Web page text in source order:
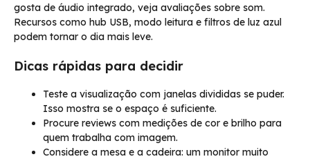
gosta de áudio integrado, veja avaliações sobre som.
Recursos como hub USB, modo leitura e filtros de luz azul
podem tornar o dia mais leve.
Dicas rápidas para decidir
Teste a visualização com janelas divididas se puder.
Isso mostra se o espaço é suficiente.
Procure reviews com medições de cor e brilho para
quem trabalha com imagem.
Considere a mesa e a cadeira: um monitor muito